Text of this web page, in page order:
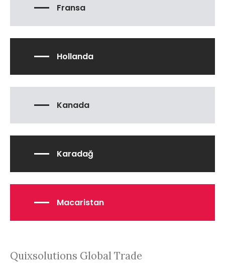
Fransa
Hollanda
Kanada
Karadağ
Macaristan
Quixsolutions Global Trade